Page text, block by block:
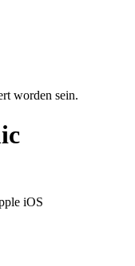
worden sein.
iOS